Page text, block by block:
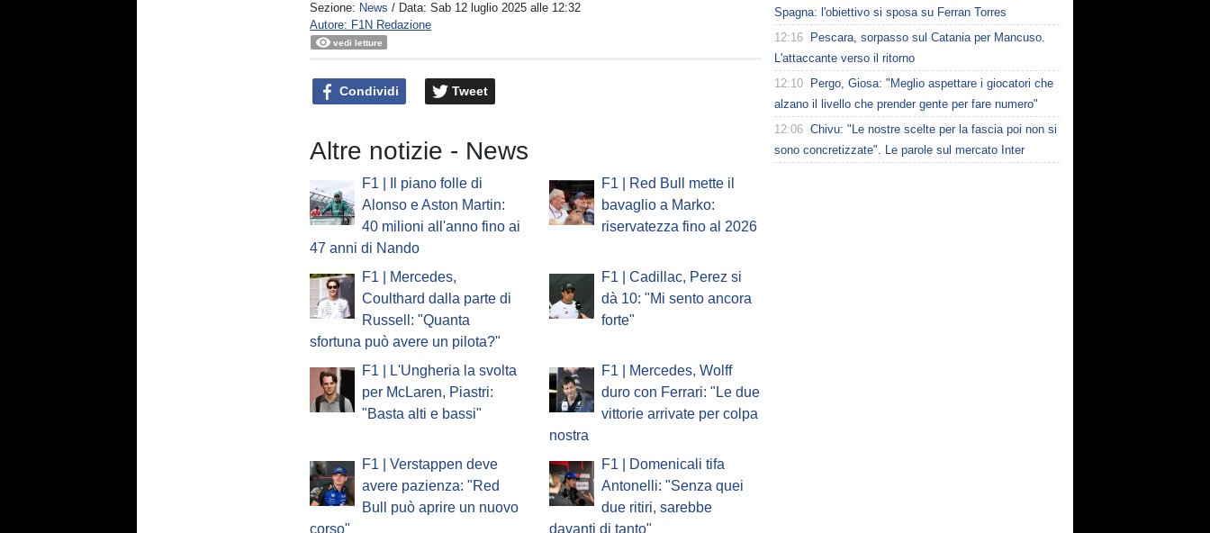
Sezione: News / Data:Sab 12 luglio 2025 alle 12:32
Autore: F1N Redazione
vedi letture
Condividi Tweet
Altre notizie - News
F1 | Il piano folle di
Alonso e Aston Martin:
40 milioni all'anno fino ai
47 anni di Nando
F1 | Red Bull mette il
bavaglio a Marko:
riservatezza fino al 2026
F1 | Mercedes,
Coulthard dalla parte di
Russell: "Quanta
sfortuna può avere un pilota?"
F1 | Cadillac, Perez si
dà 10: "Mi sento ancora
forte"
F1 | L'Ungheria la svolta
per McLaren, Piastri:
"Basta alti e bassi"
F1 | Mercedes, Wolff
duro con Ferrari: "Le due
vittorie arrivate per colpa
nostra
F1 | Verstappen deve
avere pazienza: "Red
Bull può aprire un nuovo
corso"
F1 | Domenicali tifa
Antonelli: "Senza quei
due ritiri, sarebbe
davanti di tanto"
Spagna: l'obiettivo si sposa su Ferran Torres
12:16
Pescara, sorpasso sul Catania per Mancuso.
L'attaccante verso il ritorno
12:10
Pergo, Giosa: "Meglio aspettare i giocatori che
alzano il livello che prender gente per fare numero"
12:06 Chivu: "Le nostre scelte per la fascia poi non si
sono concretizzate". Le parole sul mercato Inter